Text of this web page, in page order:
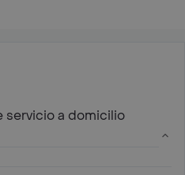
servicio a domicilio